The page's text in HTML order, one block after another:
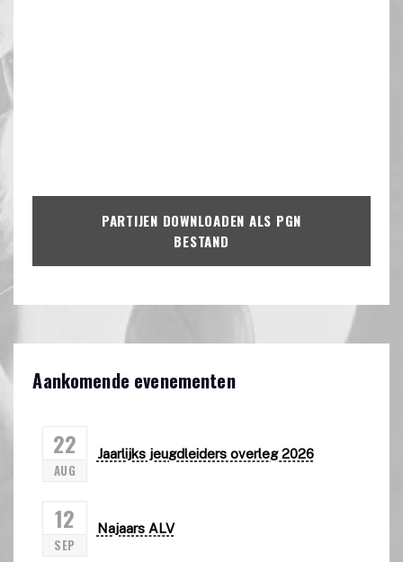
PARTIJEN DOWNLOADEN ALS PGN
BESTAND
Aankomende evenementen
22
AUG
Jaarlijks jeugdleiders overleg 2026
12
SEP
Najaars ALV